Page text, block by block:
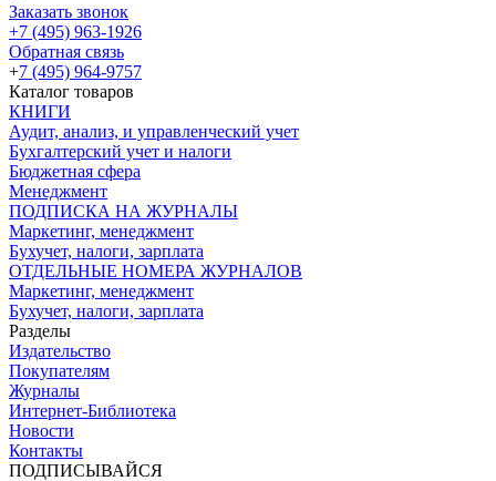
Заказать звонок
+7 (495) 963-1926
Обратная связь
+7 (495) 964-9757
Каталог товаров
КНИГИ
Аудит, анализ, и управленческий учет
Бухгалтерский учет и налоги
Бюджетная сфера
Менеджмент
ПОДПИСКА НА ЖУРНАЛЫ
Маркетинг, менеджмент
Бухучет, налоги, зарплата
ОТДЕЛЬНЫЕ НОМЕРА ЖУРНАЛОВ
Маркетинг, менеджмент
Бухучет, налоги, зарплата
Разделы
Издательство
Покупателям
Журналы
Интернет-Библиотека
Новости
Контакты
ПОДПИСЫВАЙСЯ